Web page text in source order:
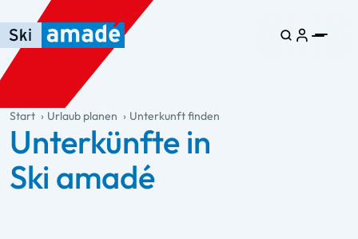
Zum Haupt-Inhalt springen
Springe zur Tabelle
Zur Haupt-Navigation springen
general.table-of-content
Start Urlaub planen Unterkunft finden
Unterkünfte in
Ski amadé